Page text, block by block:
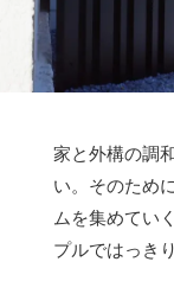
家と外構の調
い。そのため
ムを集めてい
プルではっき